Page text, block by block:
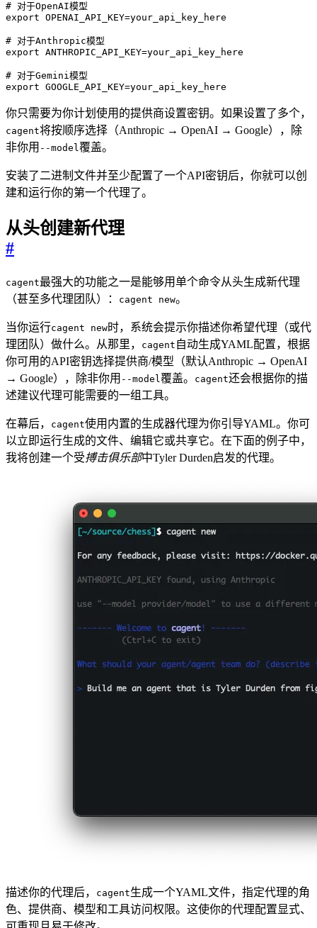
# 对于OpenAI模型
export OPENAI_API_KEY=
# 对于Anthropic模型
export ANTHROPIC_API_KEY=
# 对于Gemini模型
export GOOGLE_API_KEY=your_api_key_here
你只需要为你计划使用的提供商设置密钥。如果设置了多个，
cagent将按顺序选择（Anthropic → OpenAI → Google），除
非你用 --model覆盖。
安装了二进制文件并至少配置了一个API密钥后，你就可以创
建和运行你的第一个代理了。
从头创建新代理
#
cagent最强大的功能之一是能够用单个命令从头生成新代理
（甚至多代理团队）：
cagent new。
当你运行cagent new时，系统会提示你描述你希望代理（或代
理团队）做什么。从那里，
cagent 自动生成YAML配置，根据
你可用的API密钥选择提供商/模型（默认Anthropic → OpenAI
→ Google），除非你用 --model 覆盖。 cagent还会根据你的描
述建议代理可能需要的一组工具。
在幕后， cagent使用内置的生成器代理为你引导YAML。你可
以立即运行生成的文件、编辑它或共享它。在下面的例子中，
我将创建一个受搏击俱乐部中Tyler Durden启发的代理。
描述你的代理后， cagent生成一个YAML文件，指定代理的角
色、提供商、模型和工具访问权限。这使你的代理配置显式、